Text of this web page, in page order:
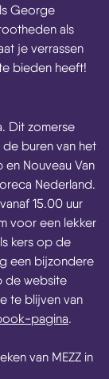
George
als
je verrassen
bieden heeft!
Dit zomerse
de buren van het
en Nouveau Van
Nederland.
15.00 uur
voor een lekker
kers op de
een bijzondere
de website
te blijven van
pagina.
van MEZZ in